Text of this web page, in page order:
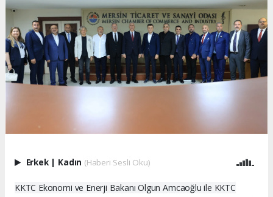
Erkek | Kadın (Haberi Sesli Oku)
KKTC Ekonomi ve Enerji Bakanı Olgun Amcaoğlu ile KKTC